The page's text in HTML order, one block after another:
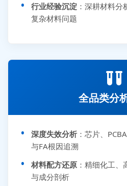
行业经验沉淀 ：深耕材料
复杂材料问题
全品类分
深度失效分析 ：芯片、
与FA根因追溯
材料配方还原 ：精细化工
与成分剖析